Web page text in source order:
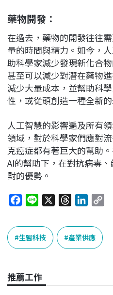
藥物開發：
在過去，藥物的開發往往
量的時間與精力。如今，
助科學家減少發現新化合
甚至可以減少對潛在藥物
減少大量成本，並幫助科
性，或從頭創造一種全新
人工智慧的影響遍及所有
領域，對於科學家們應對
克癌症都有著巨大的幫助
AI的幫助下，在對抗病毒
對的優勢。
c
e
b
o
k
n
e
r
e
a
n
k
e
n
k
生醫科技 產業供應
推薦工作